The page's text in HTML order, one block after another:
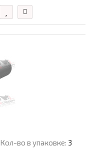
Кол-во в упаковке: 3